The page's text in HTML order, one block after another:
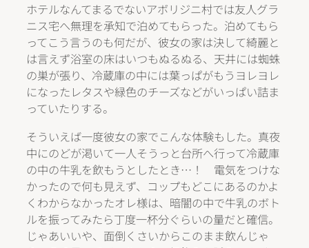
ホテルなんてまるでないアボリジニ村では友人グラ
ニス宅へ無理を承知で泊めてもらった。泊めてもら
ってこう言うのも何だが、彼女の家は決して綺麗と
は言えず浴室の床はいつもぬるぬる、天井には蜘蛛
の巣が張り、冷蔵庫の中には葉っぱがもうヨレヨレ
になったレタスや緑色のチーズなどがいっぱい詰ま
っていたりする。
そういえば一度彼女の家でこんな体験もした。真夜
中にのどが渇いて一人そうっと台所へ行って冷蔵庫
の中の牛乳を飲もうとしたとき…！ 電気をつけな
かったので何も見えず、コップもどこにあるのかよ
くわからなかったオレ様は、暗闇の中で牛乳のボト
ルを振ってみたら丁度一杯分ぐらいの量だと確信。
じゃあいいや、面倒くさいからこのまま飲んじゃ